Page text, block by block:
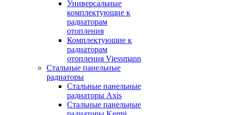
Универсальные
комплектующие к
радиаторам
отопления
Комплектующие к
радиаторам
отопления Viessmann
Стальные панельные
радиаторы
Стальные панельные
радиаторы Axis
Стальные панельные